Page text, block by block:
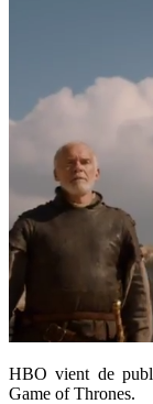
HBO vient de
Game of Thrones.